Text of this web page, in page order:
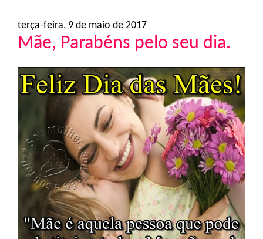
terça-feira, 9 de maio de 2017
Mãe, Parabéns pelo seu dia.